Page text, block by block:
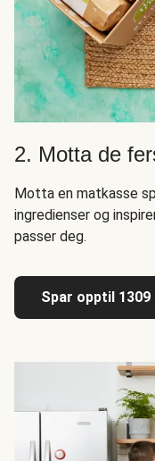
2. Motta de
Motta en matkasse
ingredienser og
passer deg.
Spar opptil